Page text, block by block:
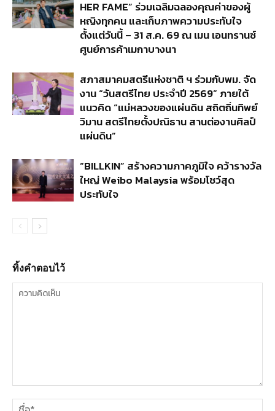
HER FAME” ร่วมเฉลิมฉลองคุณค่าของผู้
หญิงทุกคน และเก็บภาพความประทับใจ
ตั้งแต่วันนี้ – 31 ส.ค. 69 ณ เมน เอนทรานซ์
ศูนย์การค้าเมกาบางนา
สภาสมาคมสตรีแห่งชาติ ฯ ร่วมกับพม. จัด
งาน “วันสตรีไทย ประจำปี 2569” ภายใต้
แนวคิด “แม่หลวงของแผ่นดิน สถิตถิ่นทิพย์
วิมาน สตรีไทยตั้งปณิธาน สานต่องานศิลป์
แผ่นดิน”
“BILLKIN” สร้างความภาคภูมิใจ คว้ารางวัล
ใหญ่ Weibo Malaysia พร้อมโชว์สุด
ประทับใจ
ทิ้งคำตอบไว้